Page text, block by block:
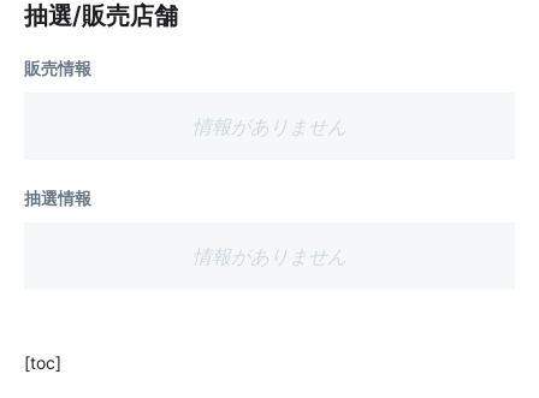
抽選/販売店舗
販売情報
情報がありません
抽選情報
情報がありません
[toc]